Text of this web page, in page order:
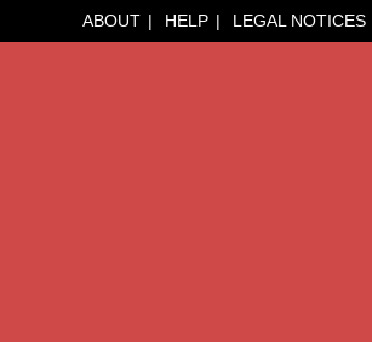
ABOUT HELP LEGAL NOTICES